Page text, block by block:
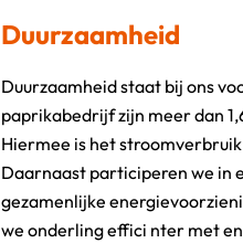
Duurzaamheid
Duurzaamheid staat bij ons
paprikabedrijf zijn meer dan
Hiermee is het stroomverbruik nagenoeg zelfvoorzienend.
Daarnaast participeren we in
gezamenlijke
we onderling effici nter met
voor de watervoorziening.” Het
en Global GAP
daarom is voedselveiligheid van groot belang. We werken dan ook
met verschillende